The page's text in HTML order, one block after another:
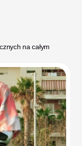
na całym